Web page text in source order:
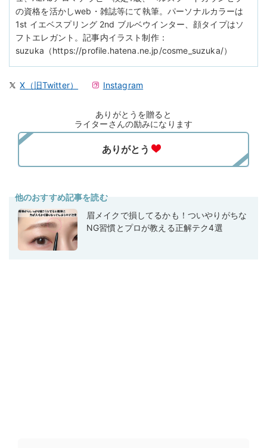
の資格を活かしweb・雑誌等にて執筆。パーソナルカラーは
1st イエベスプリング 2nd ブルベウインター、顔タイプはソ
フトエレガント。記事内イラスト制作：
suzuka（https://profile.hatena.ne.jp/cosme_suzuka/）
X（旧Twitter） Instagram
ありがとうを贈ると
ライターさんの励みになります
他のおすすめ記事を読む
眉メイクで損してるかも！ついやりがちな
NG習慣とプロが教える正解テク4選